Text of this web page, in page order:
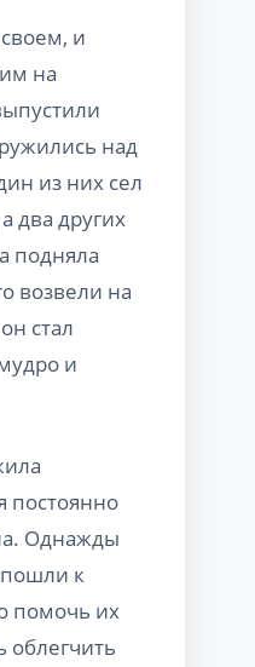
и
на
над
из них сел
два других
подняла
возвели на
стал
и
постоянно
Однажды
к
помочь их
облегчить